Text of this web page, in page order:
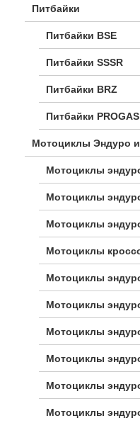
Питбайки
Питбайки BSE
Питбайки SSSR
Питбайки BRZ
Питбайки
Мотоциклы Эндуро
Мотоциклы
Мотоциклы
Мотоциклы
Мотоциклы
Мотоциклы
Мотоциклы
Мотоциклы
Мотоциклы
Мотоциклы
Мотоциклы